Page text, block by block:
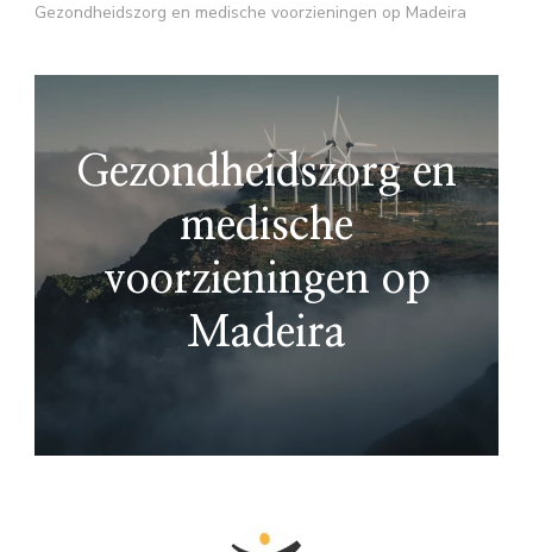
Gezondheidszorg en medische voorzieningen op Madeira
Gezondheidszorg en
medische
voorzieningen op
Madeira